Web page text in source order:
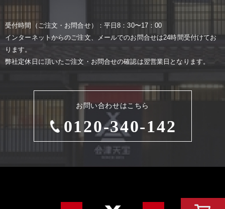
お問い合わせはこちら
0120-340-142
受付時間（ご注⽂・お問合せ）：平⽇8：30〜17：00
インターネットからのご注⽂、メールでのお問合せは24時間受付けてお
ります。
弊社定休⽇に頂いたご注⽂・お問合せの確認は翌営業⽇となります。